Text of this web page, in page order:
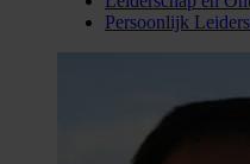
Persoonlijk